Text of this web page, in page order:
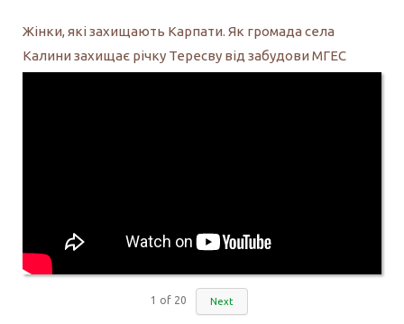
Жінки, які захищають Карпати. Як громада села
Калини захищає річку Тересву від забудови МГЕС
1 of 20 Next